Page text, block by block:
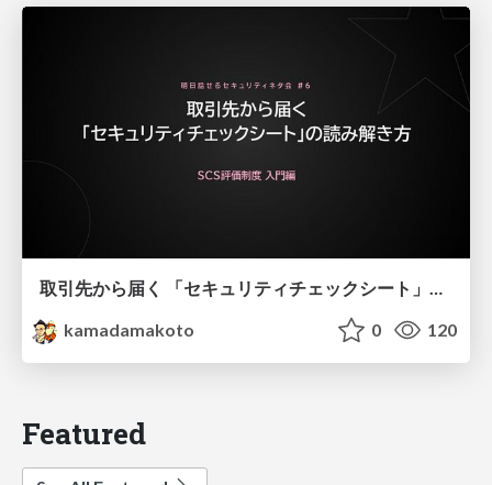
取引先から届く 「セキュリティチェックシート」の読み解き方
kamadamakoto
0 120
Featured